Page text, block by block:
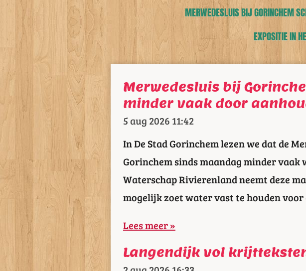
MERWEDESLUIS BIJ GORINCHEM
EXPOSITIE IN
Merwedesluis bij
minder vaak door
5 aug 2026 11:42
In De Stad Gorinchem lezen we dat de
Gorinchem sinds maandag minder
Waterschap Rivierenland neemt deze
mogelijk zoet water vast te houden
Lees meer »
Langendijk vol